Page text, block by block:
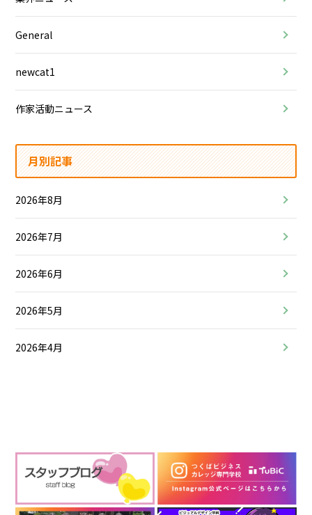
General
newcat1
作家活動ニュース
月別記事
2026年8月
2026年7月
2026年6月
2026年5月
2026年4月